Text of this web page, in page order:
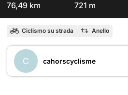
76,49 km 721 m
Ciclismo su strada Anello
C cahorscyclisme